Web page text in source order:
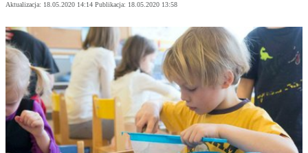
Aktualizacja: 18.05.2020 14:14 Publikacja: 18.05.2020 13:58